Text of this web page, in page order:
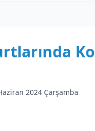
2024 Çarşamba